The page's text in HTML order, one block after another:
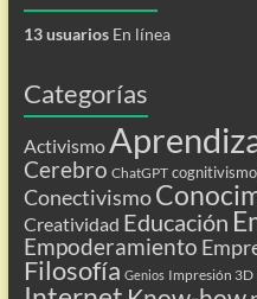
13 usuariosEn línea
Categorías
Activismo
Cerebro ChatGPT cognitivismo
Conectivismo
Creatividad Educación
Empoderamiento
Filosofía Genios Impresión 3D